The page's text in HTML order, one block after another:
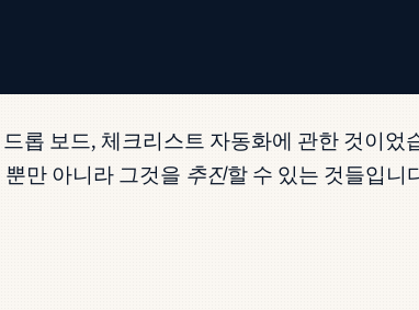
롭 보드, 체크리스트 자동화에 관한 것이었
만 아니라 그것을 추진할 수 있는 것들입니